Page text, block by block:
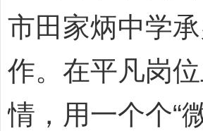
市田家炳中学
作。在平凡岗
情，用一个个“